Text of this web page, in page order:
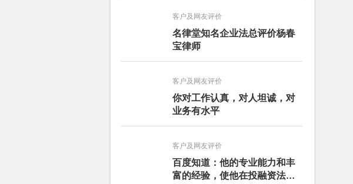
客户及网友评价
名律堂知名企业法总评价杨春
宝律师
客户及网友评价
你对工作认真，对人坦诚，对
业务有水平
客户及网友评价
百度知道：他的专业能力和丰
富的经验，使他在投融资法律